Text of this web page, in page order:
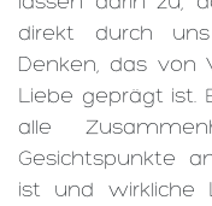
direkt durch
Denken, das von
Liebe geprägt ist.
alle
Gesichtspunkte
ist und wirkliche